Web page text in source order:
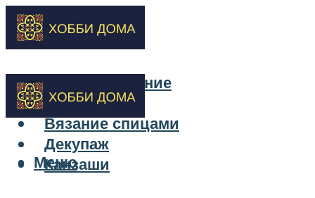
Бисероплетение
Вышивка
Вязание спицами
Декупаж
Канзаши
Меню